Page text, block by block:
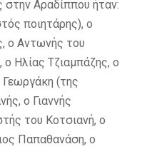
στην Αραδίππου ήταν:
ποιητάρης), ο
ο Αντωνής του
ο Ηλίας Τζιαμπάζης, ο
(της
ο Γιαννής
του Κοτσιανή, ο
Παπαθανάση, ο